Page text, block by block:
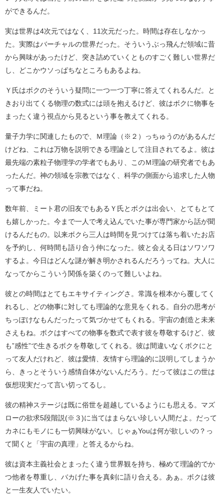
ができるんだ。
実は世界は4次元ではなく、11次元だった。時間は存在しなかっ
た。実際はバーチャルの世界だった。そういうぶっ飛んだ領域に昔
から興味があったけど、突き詰めていくとものすごく難しい世界だ
し、どこかウソっぱちなところもあるよね。
Ｙ氏はボクのそういう疑問に一つ一つ丁寧に答えてくれるんだ。と
きおり出てくる物理の数式には頭を抱えるけど、彼はボクに物事を
まったく違う視点から見るという事を教えてくれる。
量子力学に関連したもので、Ｍ理論（※２）っちゅうのがあるんだ
けどね、これは万物を説明できる理論として注目されてるよ。彼は
最先端の素粒子物理学の学者でもあり、このＭ理論の研究者でもあ
ったんだ。神の領域を宗教ではなく、科学の側面から追求した人物
って事だね。
数年前、ミート君の旧友でもあるＹ氏とボクは出会い、とてもとて
も嬉しかった。今まで一人で考え込んでいた事が専門家から話が聞
けるんだもの。以来ボクら三人は時間を見つけては落ち着いたお店
を予約し、何時間も語り合う仲になった。彼と会える日はソワソワ
するよ。今日はどんな謎が解き明かされるんだろうってね。大人に
なってからこういう関係を築くのって難しいよね。
彼との時間はとてもエキサイティングさ。常識を根本から覆してく
れるし、どの物事に対しても理論的な意見をくれる。自分の思考が
ちっぽけなもんだったって気づかせてもくれる。宇宙の創造と未来
さえもね。ボクはすべての物事を数式で表す彼を尊敬するけど、彼
も”感性”で生きるボクを尊敬してくれる。彼は間違いなくボクにと
って友人だけれど、彼は愛情、友情すら理論的に説明してしまうか
ら、きっとそういう感情自体がないんだろう。だって彼はこの世は
仮想現実だって言い切ってるし。
彼の精神ステージは既に俗世を超越しているようにも思える。マズ
ローの欲求5段階説(※３)に当てはまらない珍しい人間だよ。だって
カネにもモノにも一切興味がない。じゃぁYouは何が欲しいの？っ
て聞くと「宇宙の真理」と答えるからね。
彼は資本主義社会とまったく違う世界観を持ち、極めて理論的でか
つ他者を尊重し、バカげた事を真剣に語り合える。あぁ。ボクは彼
と一生友人でいたい。